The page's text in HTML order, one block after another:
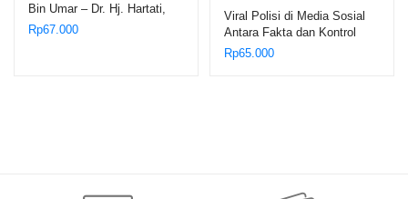
Bin Umar – Dr. Hj. Hartati,
M.A.
Rp67.000
Viral Polisi di Media Sosial
Antara Fakta dan Kontrol
Sosial – Edi Saputra
Rp65.000